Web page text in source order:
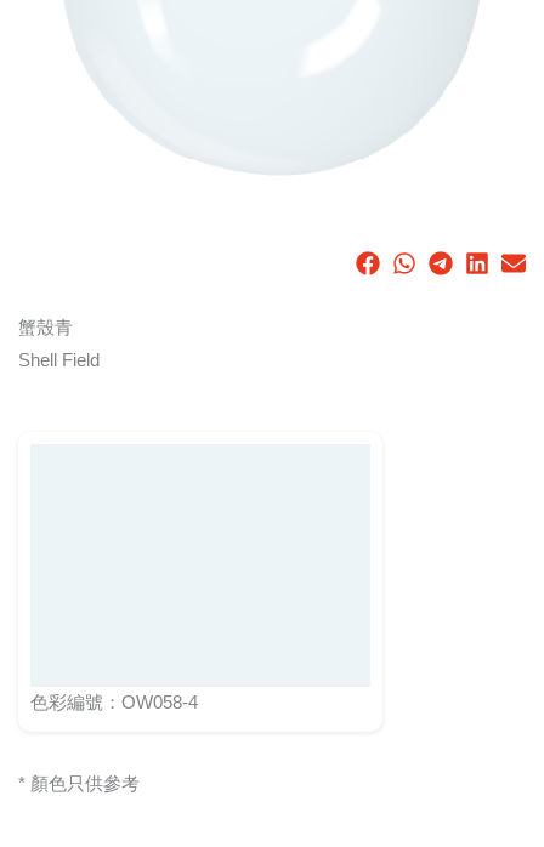
蟹殼青
Shell Field
色彩編號：OW058-4
* 顏色只供參考